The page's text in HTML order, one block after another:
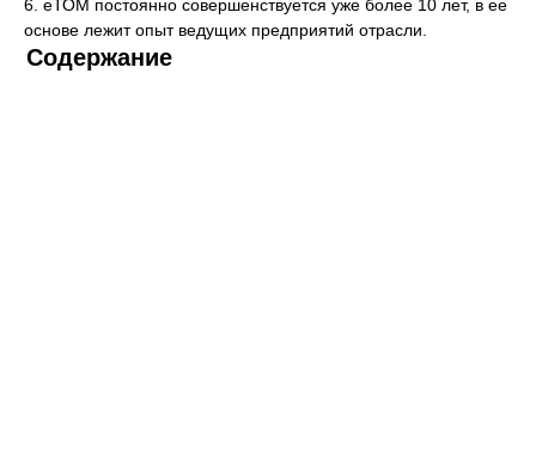
6. еТОМ постоянно совершенствуется уже более 10 лет, в ее
основе лежит опыт ведущих предприятий отрасли.
Содержание